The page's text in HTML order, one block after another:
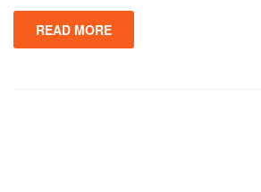
READ MORE